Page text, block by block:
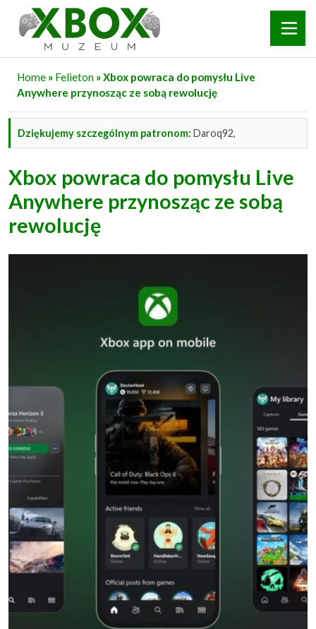
Home » Felieton » Xbox powraca do pomysłu Live
Anywhere przynosząc ze sobą rewolucję
Dziękujemy szczególnym patronom: Daroq92,
Xbox powraca do pomysłu Live
Anywhere przynosząc ze sobą
rewolucję